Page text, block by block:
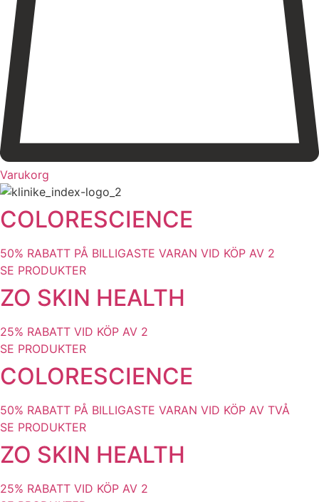
Varukorg
COLORESCIENCE
50% RABATT PÅ BILLIGASTE VARAN VID KÖP AV 2
SE PRODUKTER
ZO SKIN HEALTH
25% RABATT VID KÖP AV 2
SE PRODUKTER
COLORESCIENCE
50% RABATT PÅ BILLIGASTE VARAN VID KÖP AV TVÅ
SE PRODUKTER
ZO SKIN HEALTH
25% RABATT VID KÖP AV 2